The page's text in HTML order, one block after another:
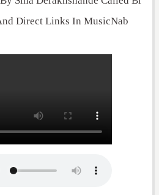
Sina Derakhshande Called Bi
Direct Links In MusicNab